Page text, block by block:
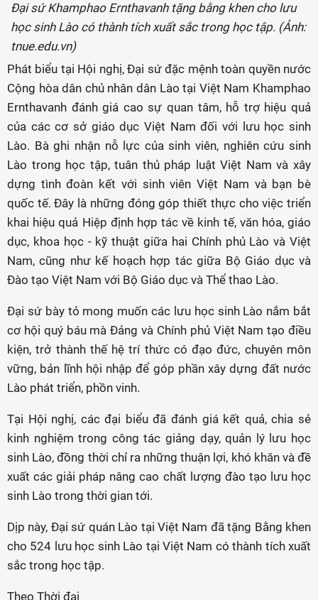
Đại sứ Khamphao Ernthavanh tặng bằng khen cho lưu
học sinh Lào có thành tích xuất sắc trong học tập. (Ảnh:
tnue.edu.vn)
Phát biểu tại Hội nghị, Đại sứ đặc mệnh toàn quyền nước
Cộng hòa dân chủ nhân dân Lào tại Việt Nam Khamphao
Ernthavanh đánh giá cao sự quan tâm, hỗ trợ hiệu quả
của các cơ sở giáo dục Việt Nam đối với lưu học sinh
Lào. Bà ghi nhận nỗ lực của sinh viên, nghiên cứu sinh
Lào trong học tập, tuân thủ pháp luật Việt Nam và xây
dựng tình đoàn kết với sinh viên Việt Nam và bạn bè
quốc tế. Đây là những đóng góp thiết thực cho việc triển
khai hiệu quả Hiệp định hợp tác về kinh tế, văn hóa, giáo
dục, khoa học - kỹ thuật giữa hai Chính phủ Lào và Việt
Nam, cũng như kế hoạch hợp tác giữa Bộ Giáo dục và
Đào tạo Việt Nam với Bộ Giáo dục và Thể thao Lào.
Đại sứ bày tỏ mong muốn các lưu học sinh Lào nắm bắt
cơ hội quý báu mà Đảng và Chính phủ Việt Nam tạo điều
kiện, trở thành thế hệ trí thức có đạo đức, chuyên môn
vững, bản lĩnh hội nhập để góp phần xây dựng đất nước
Lào phát triển, phồn vinh.
Tại Hội nghị, các đại biểu đã đánh giá kết quả, chia sẻ
kinh nghiệm trong công tác giảng dạy, quản lý lưu học
sinh Lào, đồng thời chỉ ra những thuận lợi, khó khăn và đề
xuất các giải pháp nâng cao chất lượng đào tạo lưu học
sinh Lào trong thời gian tới.
Dịp này, Đại sứ quán Lào tại Việt Nam đã tặng Bằng khen
cho 524 lưu học sinh Lào tại Việt Nam có thành tích xuất
sắc trong học tập.
Theo Thời đại